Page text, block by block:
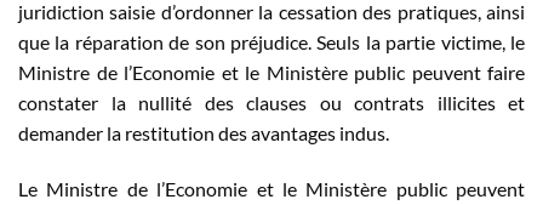
juridiction saisie d’ordonner la cessation des pratiques, ainsi
que la réparation de son préjudice. Seuls la partie victime, le
Ministre de l’Economie et le Ministère public peuvent faire
constater la nullité des clauses ou contrats illicites et
demander la restitution des avantages indus.
Le Ministre de l’Economie et le Ministère public peuvent